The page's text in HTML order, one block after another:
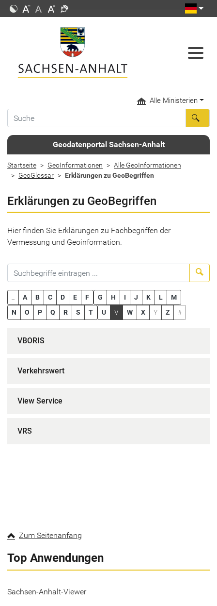
Alle Ministerien
Geodatenportal Sachsen-Anhalt
Startseite GeoInformationen
Alle GeoInformationen
GeoGlossar
Erklärungen zu GeoBegriffen
Erklärungen zu GeoBegriffen
Hier finden Sie Erklärungen zu Fachbegriffen der
Vermessung und Geoinformation.
A B C D E F G H I J K L
M
N
O P Q R S T U V W X Y Z #
VBORIS
Verkehrswert
View Service
VRS
Zum Seitenanfang
Top Anwendungen
Sachsen-Anhalt-Viewer